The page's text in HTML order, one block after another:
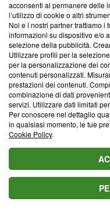
ancora membro del
parte; Trust Project non
conformità agli standard.
Su di noi
Team editoriale
Corporate
Redazione
Informativa Privacy
Lugano (Svizzera) Tel:
acconsenti al permanere delle
l’utilizzo di cookie o altri
Noi e i nostri partner trattiamo
informazioni su dispositivo e/o
selezione della pubblicità.
Utilizzare profili per la
per la personalizzazione dei
contenuti personalizzati.
prestazioni dei contenuti.
combinazione di dati
servizi. Utilizzare dati limitati
Per conoscere nel dettaglio
in qualsiasi momento, le tue
Cookie Policy.